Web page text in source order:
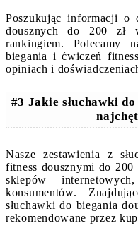
Poszukując informacji o
dousznych do 200 zł
rankingiem. Polecamy
biegania i ćwiczeń
opiniach i
#3 Jakie słuchawki
Nasze zestawienia z
fitness dousznymi do 200
sklepów
konsumentów.
słuchawki do biegania
rekomendowane przez